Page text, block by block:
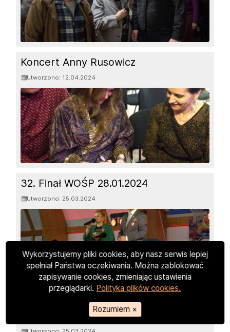
Wykorzystujemy pliki cookies, aby nasz serwis lepiej
spełniał Państwa oczekiwania. Można zablokować
zapisywanie cookies, zmieniając ustawienia
przeglądarki. Polityka plików cookies.
Rozumiem ×
Koncert Anny Rusowicz
Utworzono: 12.04.2024
32. Finał WOŚP 28.01.2024
Utworzono: 25.03.2024
Koncert Michała Obrębskiego